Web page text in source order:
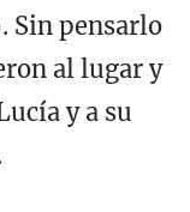
Sin pensarlo
al lugar y
y a su